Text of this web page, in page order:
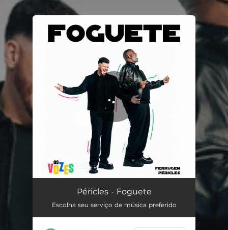
You're all set!
Péricles - Foguete
Escolha seu serviço de música preferido